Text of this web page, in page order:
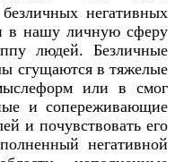
негативных
в нашу личную сферу
людей. Безличные
сгущаются в тяжелые
или в смог
и сопереживающие
и почувствовать его
негативной